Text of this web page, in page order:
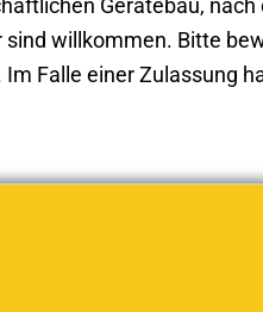
Gerätebau, nach
willkommen. Bitte
Falle einer Zulassung